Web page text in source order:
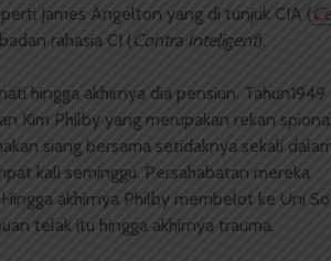
James Angelton yang di tunjuk CIA (
rahasia CI (Contra Inteligent).
hingga akhirnya dia pensiun. Tahun1949
Kim Philby yang merupakan rekan
siang bersama setidaknya sekali
kali seminggu. Persahabatan mereka
akhirnya Philby membelot ke Uni
telak itu hingga akhirnya trauma.